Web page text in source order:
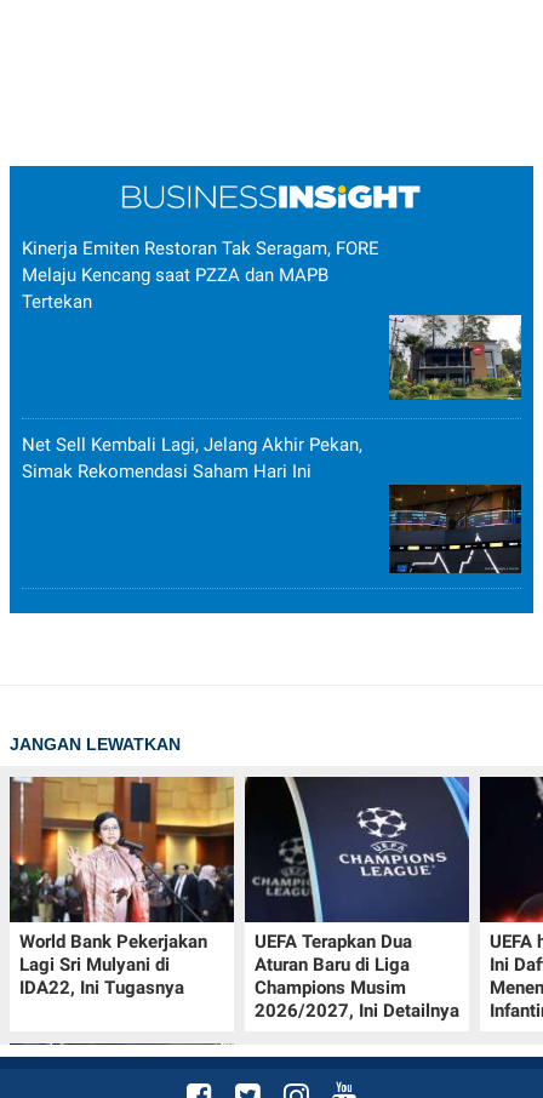
Kinerja Emiten Restoran Tak Seragam, FORE
Melaju Kencang saat PZZA dan MAPB
Tertekan
Net Sell Kembali Lagi, Jelang Akhir Pekan,
Simak Rekomendasi Saham Hari Ini
JANGAN LEWATKAN
World Bank Pekerjakan
Lagi Sri Mulyani di
IDA22, Ini Tugasnya
UEFA Terapkan Dua
Aturan Baru di Liga
Champions Musim
2026/2027, Ini Detailnya
UEFA
Ini